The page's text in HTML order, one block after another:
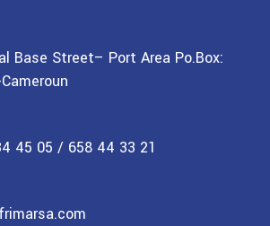
Base Street– Port Area Po.Box:
45 05 / 658 44 33 21